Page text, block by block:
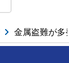
金属盗難が多